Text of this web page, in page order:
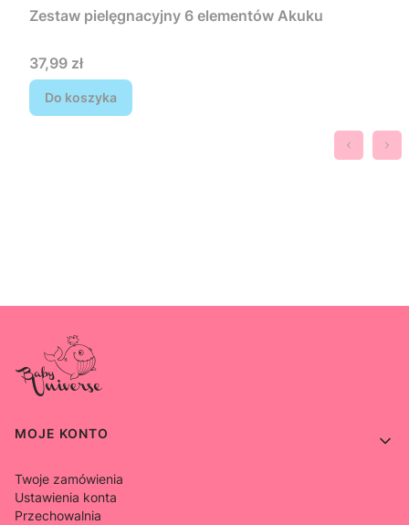
Zestaw pielęgnacyjny 6 elementów Akuku
Cena
37,99 zł
Do koszyka
Linki w stopce
MOJE KONTO
Twoje zamówienia
Ustawienia konta
Przechowalnia